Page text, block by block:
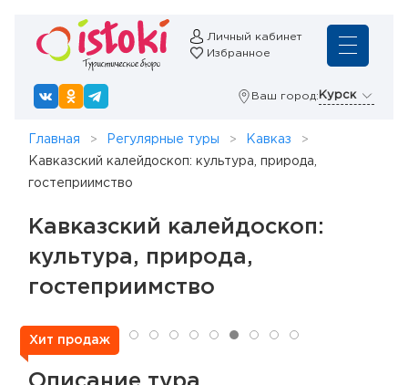
Личный кабинет
Избранное
Ваш город: Курск
Главная Регулярные туры
Кавказ
Кавказский калейдоскоп: культура, природа,
гостеприимство
Кавказский калейдоскоп:
культура, природа,
гостеприимство
Хит продаж